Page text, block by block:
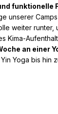
funktionelle
unserer
weiter runter,
Kima-
an einer
Yoga bis hin